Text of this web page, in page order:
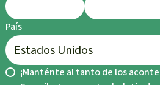
País
¡Manténte al tanto de los